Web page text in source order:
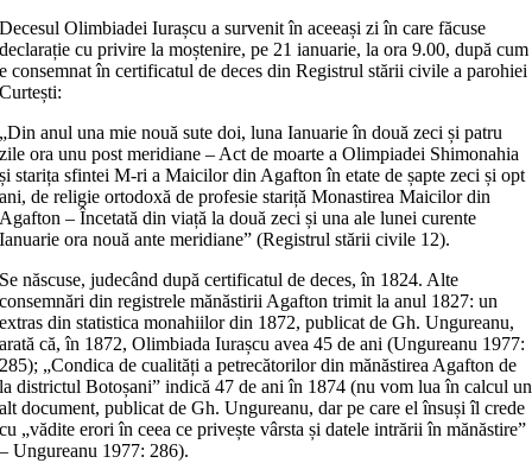
Decesul Olimbiadei Iurașcu a survenit în aceeași zi în care făcuse
declarație cu privire la moștenire, pe 21 ianuarie, la ora 9.00, după cum
e consemnat în certificatul de deces din Registrul stării civile a parohiei
Curtești:
„Din anul una mie nouă sute doi, luna Ianuarie în două zeci și patru
zile ora unu post meridiane – Act de moarte a Olimpiadei Shimonahia
și starița sfintei M-ri a Maicilor din Agafton în etate de șapte zeci și opt
ani, de religie ortodoxă de profesie stariță Monastirea Maicilor din
Agafton – Încetată din viață la două zeci și una ale lunei curente
Ianuarie ora nouă ante meridiane” (Registrul stării civile 12).
Se născuse, judecând după certificatul de deces, în 1824. Alte
consemnări din registrele mănăstirii Agafton trimit la anul 1827: un
extras din statistica monahiilor din 1872, publicat de Gh. Ungureanu,
arată că, în 1872, Olimbiada Iurașcu avea 45 de ani (Ungureanu 1977:
285); „Condica de cualități a petrecătorilor din mănăstirea Agafton de
la districtul Botoșani” indică 47 de ani în 1874 (nu vom lua în calcul un
alt document, publicat de Gh. Ungureanu, dar pe care el însuși îl crede
cu „vădite erori în ceea ce privește vârsta și datele intrării în mănăstire”
– Ungureanu 1977: 286).